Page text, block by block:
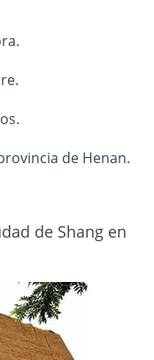
de Henan.
de Shang en